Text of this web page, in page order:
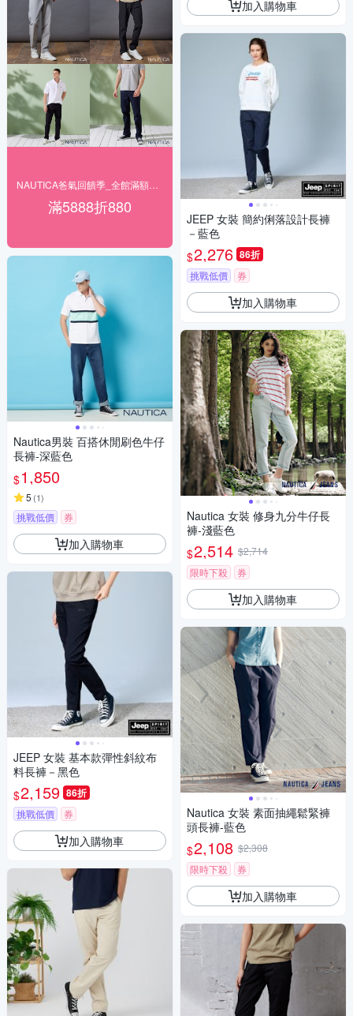
滿5888折880
Nautica男裝 百搭休閒刷色牛仔
長褲-深藍色
$1,850
5 (1)
挑戰低價 券
加入購物車
JEEP 女裝 基本款彈性斜紋布
料長褲－黑色
$2,159 86折
挑戰低價 券
加入購物車
加入購物車
JEEP 女裝 簡約俐落設計長褲
－藍色
$2,276 86折
挑戰低價 券
加入購物車
Nautica 女裝 修身九分牛仔長
褲-淺藍色
$2,514 $2,714
限時下殺
券
加入購物車
Nautica 女裝 素面抽繩鬆緊褲
頭長褲-藍色
$2,108 $2,308
限時下殺
券
加入購物車